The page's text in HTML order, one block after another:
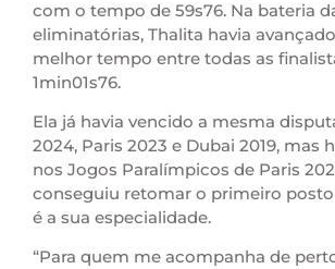
com o tempo de 59s76. Na bateria
eliminatórias, Thalita havia
melhor tempo entre todas as
1min01s76.
Ela já havia vencido a mesma
2024, Paris 2023 e Dubai 2019, mas
nos Jogos Paralímpicos de Paris
conseguiu retomar o primeiro
é a sua especialidade.
“Para quem me acompanha de